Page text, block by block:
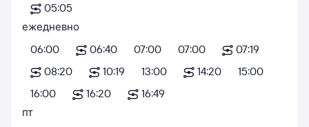
05:05
ежедневно
06:00
06:40 07:00 07:00
07:19
08:20
10:19 13:00 14:20
15:00
16:00
16:20
16:49
пт